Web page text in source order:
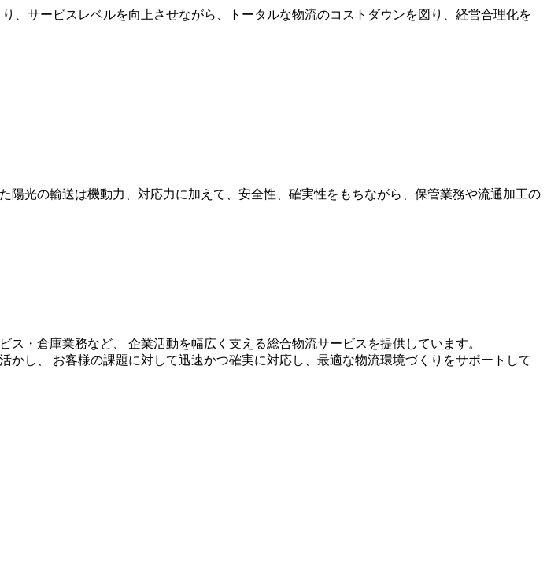
、サービスレベルを向上させながら、トータルな物流のコストダウンを図り、経営合理化を
光の輸送は機動力、対応力に加えて、安全性、確実性をもちながら、保管業務や流通加工の
・倉庫業務など、 企業活動を幅広く支える総合物流サービスを提供しています。
し、 お客様の課題に対して迅速かつ確実に対応し、最適な物流環境づくりをサポートして